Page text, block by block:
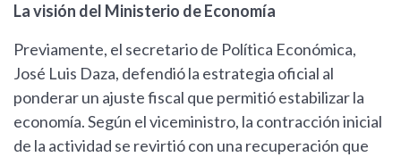
La visión del Ministerio de Economía
Previamente, el secretario de Política Económica,
José Luis Daza, defendió la estrategia oficial al
ponderar un ajuste fiscal que permitió estabilizar la
economía. Según el viceministro, la contracción inicial
de la actividad se revirtió con una recuperación que